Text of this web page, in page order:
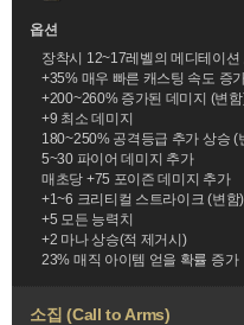
옵션
장착시 12~17레벨의 메디테이
+35% 매우 빠른 캐스팅 속도 증
+200~260% 증가된 데미지 (변
+9 최소 데미지
180~250% 공격등급 추가 상승 (
5~30 파이어 데미지 추가
매초당 +75 포이즌 데미지 추가
+1~6 크리티컬 스트라이크 (변함)
+5 모든 능력치
+2 마나 상승(적 제거시)
23% 매직 아이템 얻을 확률 증가
소집 (Call to Arms)